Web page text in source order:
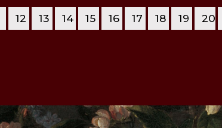
12 13 14 15 16 17 18 19 20